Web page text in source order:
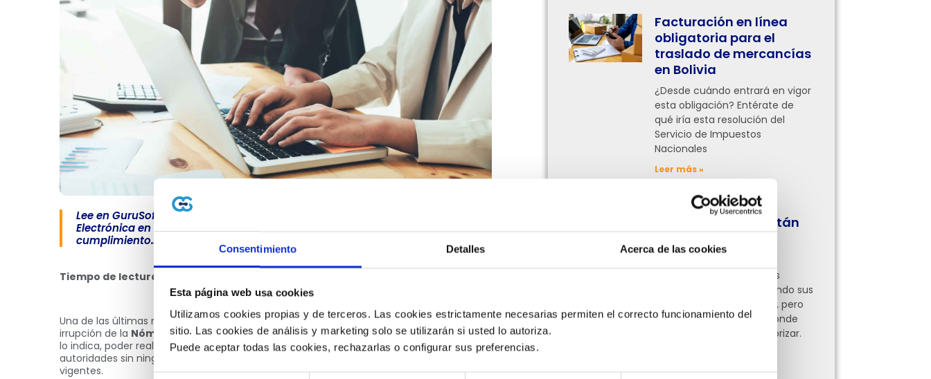
Consentimiento Detalles Acerca de las cookies
Esta página web usa cookies
Utilizamos cookies propias y de terceros. Las cookies estrictamente necesarias permiten el correcto funcionamiento del
sitio. Las cookies de análisis y marketing solo se utilizarán si usted lo autoriza.
Puede aceptar todas las cookies, rechazarlas o configurar sus preferencias.
Lee en GuruSoft sobre ¿Quiénes son los próximos obligados a usar Nómina
Electrónica en Colombia?. Aprende claves de facturación electrónica,
cumplimiento…
Tiempo de lectura: 3 minutos
Una de las últimas novedades tecnológicas en el sistema tributario colombiano es la
irrupción de la Nómina Electrónica.Un software cuyo objetivo es, tal como su nombre
lo indica, poder realizar una gestión de la nómina y entregar esta información a las
autoridades sin ningún tipo de contratiempo, cumpliendo con todas las normativas
vigentes.
Facturación en línea
obligatoria para el
traslado de mercancías
en Bolivia
¿Desde cuándo entrará en vigor
esta obligación? Entérate de
qué iría esta resolución del
Servicio de Impuestos
Nacionales
Leer más »
¿Qué procesos
administrativos están
empresas hoy?
Ahora empresas de todas
partes ya están digitalizando sus
procesos administrativos, pero
pocas tienen claro por dónde
empezar o qué áreas priorizar.